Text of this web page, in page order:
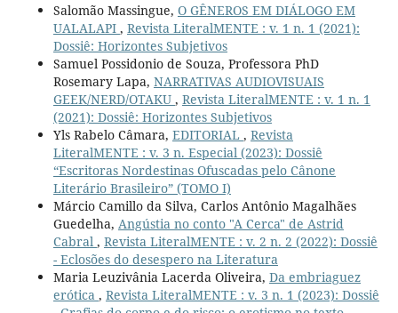
Salomão Massingue, O GÊNEROS EM DIÁLOGO EM
UALALAPI , Revista LiteralMENTE : v. 1 n. 1 (2021):
Dossiê: Horizontes Subjetivos
Samuel Possidonio de Souza, Professora PhD
Rosemary Lapa, NARRATIVAS AUDIOVISUAIS
GEEK/NERD/OTAKU , Revista LiteralMENTE : v. 1 n. 1
(2021): Dossiê: Horizontes Subjetivos
Yls Rabelo Câmara, EDITORIAL , Revista
LiteralMENTE : v. 3 n. Especial (2023): Dossiê
“Escritoras Nordestinas Ofuscadas pelo Cânone
Literário Brasileiro” (TOMO I)
Márcio Camillo da Silva, Carlos Antônio Magalhães
Guedelha, Angústia no conto "A Cerca" de Astrid
Cabral , Revista LiteralMENTE : v. 2 n. 2 (2022): Dossiê
- Eclosões do desespero na Literatura
Maria Leuzivânia Lacerda Oliveira, Da embriaguez
erótica , Revista LiteralMENTE : v. 3 n. 1 (2023): Dossiê